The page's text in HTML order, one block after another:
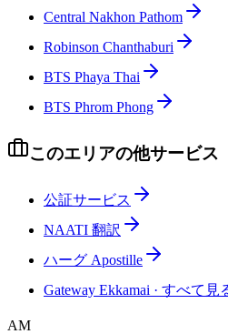
Central Nakhon Pathom
Robinson Chanthaburi
BTS Phaya Thai
BTS Phrom Phong
このエリアの他サービス
公証サービス
NAATI 翻訳
ハーグ Apostille
Gateway Ekkamai · すべて見
AM